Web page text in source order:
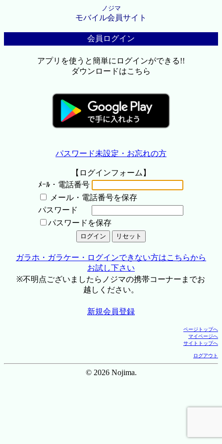
ノジマ
モバイル会員サイト
会員ログイン
アプリを使うと簡単にログインができる!!
ダウンロードはこちら
パスワード未設定・お忘れの方
【ログインフォーム】
ﾒｰﾙ・電話番号
メール・電話番号を保存
パスワード
パスワードを保存
ガラホ・ガラケー・ログインできない方はこちらから
お試し下さい
※不明点ございましたらノジマの携帯コーナーまでお
越しください。
新規会員登録
ページトップへ
マイページへ
サイトトップへ
ログアウト
© 2026 Nojima.